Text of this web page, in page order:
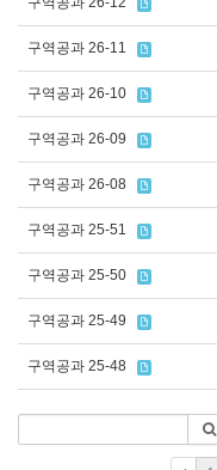
구역공과 26-11
구역공과 26-10
구역공과 26-09
구역공과 26-08
구역공과 25-51
구역공과 25-50
구역공과 25-49
구역공과 25-48